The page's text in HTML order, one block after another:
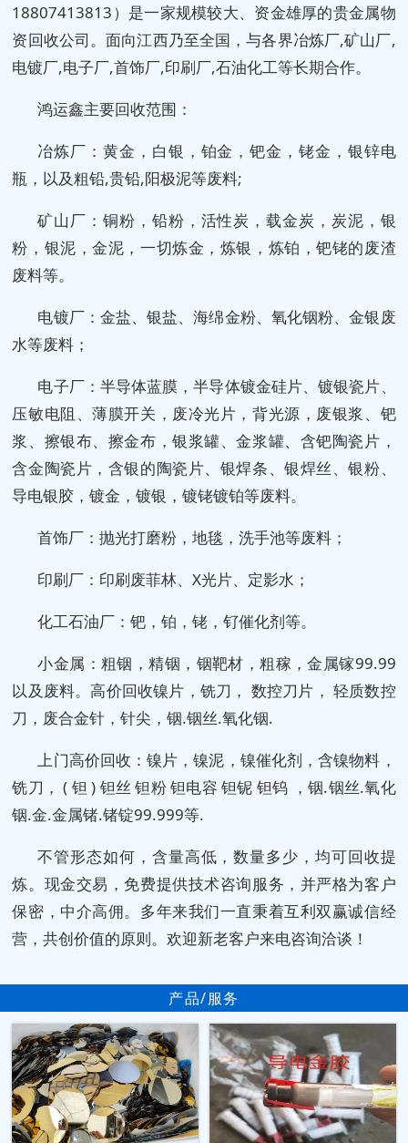
18807413813）是一家规模较大、资金雄厚的贵金属物
资回收公司。面向江西乃至全国，与各界冶炼厂,矿山厂,
电镀厂,电子厂,首饰厂,印刷厂,石油化工等长期合作。
鸿运鑫主要回收范围：
冶炼厂：黄金，白银，铂金，钯金，铑金，银锌电
瓶，以及粗铅,贵铅,阳极泥等废料;
矿山厂：铜粉，铅粉，活性炭，载金炭，炭泥，银
粉，银泥，金泥，一切炼金，炼银，炼铂，钯铑的废渣
废料等。
电镀厂：金盐、银盐、海绵金粉、氧化铟粉、金银废
水等废料；
电子厂：半导体蓝膜，半导体镀金硅片、镀银瓷片、
压敏电阻、薄膜开关，废冷光片，背光源，废银浆、钯
浆、擦银布、擦金布，银浆罐、金浆罐、含钯陶瓷片，
含金陶瓷片，含银的陶瓷片、银焊条、银焊丝、银粉、
导电银胶，镀金，镀银，镀铑镀铂等废料。
首饰厂：抛光打磨粉，地毯，洗手池等废料；
印刷厂：印刷废菲林、X光片、定影水；
化工石油厂：钯，铂，铑，钌催化剂等。
小金属：粗铟，精铟，铟靶材，粗稼，金属镓99.99
以及废料。高价回收镍片，铣刀， 数控刀片， 轻质数控
刀，废合金针，针尖，铟.铟丝.氧化铟.
上门高价回收：镍片，镍泥，镍催化剂，含镍物料，
铣刀， ( 钽 ) 钽丝 钽粉 钽电容 钽铌 钽钨 ，铟.铟丝.氧化
铟.金.金属锗.锗锭99.999等.
不管形态如何，含量高低，数量多少，均可回收提
炼。现金交易，免费提供技术咨询服务，并严格为客户
保密，中介高佣。多年来我们一直秉着互利双赢诚信经
营，共创价值的原则。欢迎新老客户来电咨询洽谈！
产品/服务